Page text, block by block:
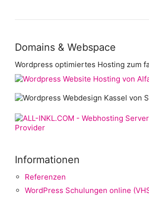
Domains & Webspace
Wordpress optimiertes Hosting zum
Informationen
Referenzen
WordPress Schulungen online